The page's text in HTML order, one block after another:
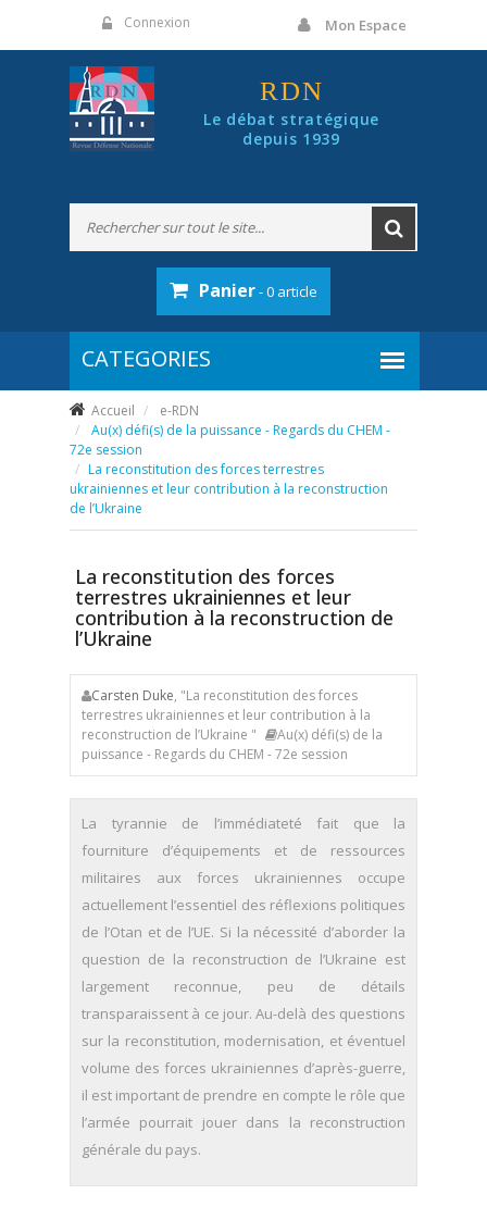
Connexion Mon Espace
RDN
Le débat stratégique
depuis 1939
Panier- 0 article
Accueil
e-RDN
Au(x) défi(s) de la puissance - Regards du CHEM -
72e session
La reconstitution des forces terrestres
ukrainiennes et leur contribution à la reconstruction
de l’Ukraine
La reconstitution des forces
terrestres ukrainiennes et leur
contribution à la reconstruction de
l’Ukraine
Carsten Duke, "La reconstitution des forces
terrestres ukrainiennes et leur contribution à la
reconstruction de l’Ukraine "
Au(x) défi(s) de la
puissance - Regards du CHEM - 72e session
La tyrannie de l’immédiateté fait que la
fourniture d’équipements et de ressources
militaires aux forces ukrainiennes occupe
actuellement l’essentiel des réflexions politiques
de l’Otan et de l’UE. Si la nécessité d’aborder la
question de la reconstruction de l’Ukraine est
largement reconnue, peu de détails
transparaissent à ce jour. Au-delà des questions
sur la reconstitution, modernisation, et éventuel
volume des forces ukrainiennes d’après-guerre,
il est important de prendre en compte le rôle que
l’armée pourrait jouer dans la reconstruction
générale du pays.